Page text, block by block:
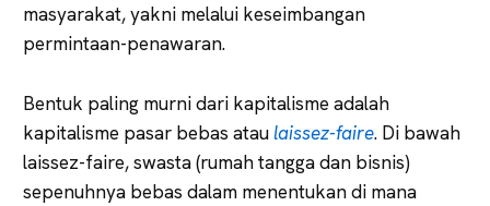
masyarakat, yakni melalui keseimbangan
permintaan-penawaran.
Bentuk paling murni dari kapitalisme adalah
kapitalisme pasar bebas ataulaissez-faire. Di bawah
laissez-faire, swasta (rumah tangga dan bisnis)
sepenuhnya bebas dalam menentukan di mana